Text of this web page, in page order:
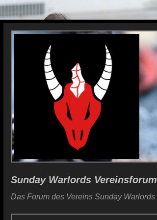
Sunday Warlords Vereinsforum
Das Forum des Vereins Sunday Warlords